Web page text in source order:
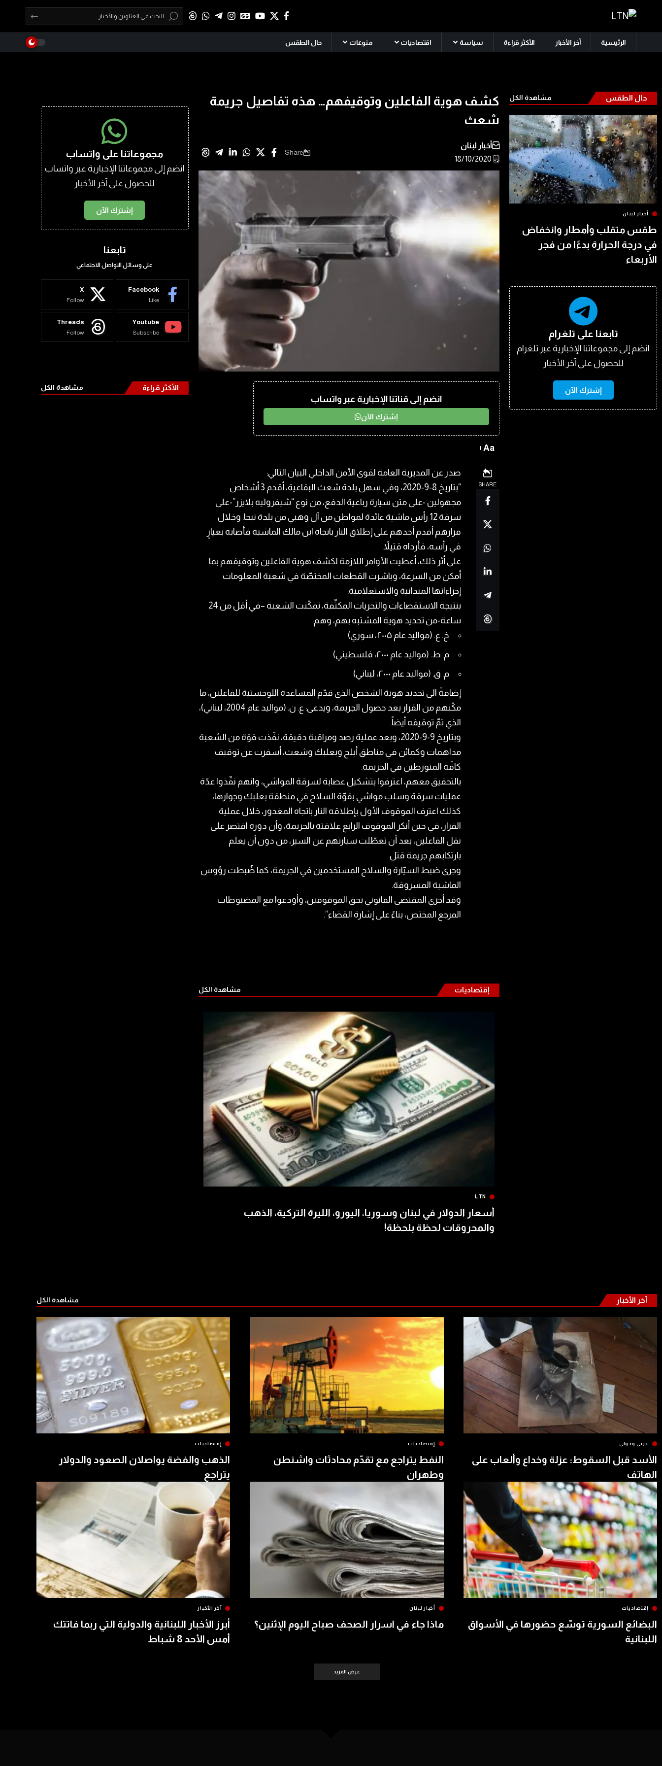
الرئيسية آخر الأخبار الأكثر قراءة سياسة اقتصاديات منوعات حال الطقس
حال الطقس مشاهدة الكل
أخبار لبنان
طقس متقلب وأمطار وانخفاض
في درجة الحرارة بدءًا من فجر
الأربعاء
تابعنا على تلغرام
انضم إلى مجموعاتنا الإخبارية عبر تلغرام
للحصول على آخر الأخبار
إشترك الآن
كشف هوية الفاعلين وتوقيفهم… هذه تفاصيل جريمة
شعث
🗒️ 18/10/2020
أخبار لبنان
Share
انضم إلى قناتنا الإخبارية عبر واتساب
إشترك الآن
Aa
SHARE
صدر عن المديرية العامة لقوى الأمن الداخلي البيان التالي:
“بتاريخ 8-9-2020، وفي سهل بلدة شعث البقاعية، أقدم 3 أشخاص
مجهولين -على متن سيارة رباعية الدفع، من نوع “شيفروليه بلايزر”-على
سرقة 12 رأس ماشية عائدة لمواطن من آل وهبي من بلدة نبحا. وخلال
فرارهم أقدم أحدهم على إطلاق النار باتجاه ابن مالك الماشية فأصابه بعيارٍ
في رأسه، فأرداه قتيلاً.
على أثر ذلك، أعطيت الأوامر اللازمة لكشف هوية الفاعلين وتوقيفهم بما
أمكن من السرعة، وباشرت القطعات المختصّة في شعبة المعلومات
إجراءاتها الميدانية والاستعلامية.
بنتيجة الاستقصاءات والتحريات المكثّفة، تمكّنت الشعبة –في أقل من 24
ساعة-من تحديد هوية المشتبه بهم، وهم:
خ. ع. (مواليد عام ۲۰۰۵، سوري)
م. ط. (مواليد عام ۲۰۰۰، فلسطيني)
م. ق. (مواليد عام ۲۰۰۰، لبناني)
إضافةً الى تحديد هوية الشخص الذي قدّم المساعدة اللوجستية للفاعلين، ما
مكّنهم من الفرار بعد حصول الجريمة، ويدعى: ع. ن. (مواليد عام 2004، لبناني)،
الذي تمّ توقيفه أيضاً.
وبتاريخ 9-9-2020، وبعد عملية رصد ومراقبة دقيقة، نفّذت قوّة من الشعبة
مداهمات وكمائن في مناطق أبلح وبعلبك وشعث، أسفرت عن توقيف
كافّة المتورطين في الجريمة.
بالتحقيق معهم، اعترفوا بتشكيل عصابة لسرقة المواشي، وانهم نفّذوا عدّة
عمليات سرقة وسلب مواشي بقوّة السلاح في منطقة بعلبك وجوارها،
كذلك اعترف الموقوف الأول بإطلاقه النار باتجاه المغدور، خلال عملية
الفرار، في حين أنكر الموقوف الرابع علاقته بالجريمة، وأن دوره اقتصر على
نقل الفاعلين، بعد أن تعطّلت سيارتهم عن السير، من دون أن يعلم
بارتكابهم جريمة قتل.
وجرى ضبط السيّارة والسلاح المستخدمين في الجريمة، كما ضُبطت رؤوس
الماشية المسروقة.
وقد أجري المقتضى القانوني بحق الموقوفين، وأودعوا مع المضبوطات
المرجع المختص، بناءً على إشارة القضاء”.
إقتصاديات مشاهدة الكل
LTN
أسعار الدولار في لبنان وسوريا، اليورو، الليرة التركية، الذهب
والمحروقات لحظة بلحظة!
مجموعاتنا على واتساب
انضم إلى مجموعاتنا الإخبارية عبر واتساب
للحصول على آخر الأخبار
إشترك الآن
تابعنا
على وسائل التواصل الاجتماعي
Facebook
Like
X
Follow
Youtube
Subscribe
Threads
Follow
الأكثر قراءة مشاهدة الكل
آخر الأخبار مشاهدة الكل
عربي ودولي
الأسد قبل السقوط: عزلة وخداع وألعاب على
الهاتف
إقتصاديات
النفط يتراجع مع تقدّم محادثات واشنطن
وطهران
إقتصاديات
الذهب والفضة يواصلان الصعود والدولار
يتراجع
إقتصاديات
البضائع السورية توسّع حضورها في الأسواق
اللبنانية
أخبار لبنان
ماذا جاء في اسرار الصحف صباح اليوم الإثنين؟
آخر الأخبار
أبرز الأخبار اللبنانية والدولية التي ربما فاتتك
أمس الأحد 8 شباط
عرض المزيد